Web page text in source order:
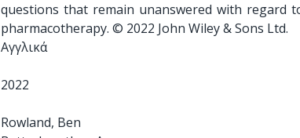
questions that remain unanswered with regard
pharmacotherapy. © 2022 John Wiley & Sons Ltd.
Αγγλικά
2022
Rowland, Ben